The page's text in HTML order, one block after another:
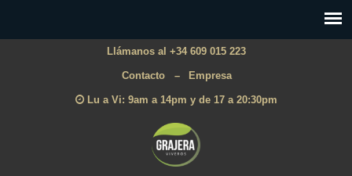
Llámanos al +34 609 015 223
Contacto – Empresa
Lu a Vi: 9am a 14pm y de 17 a 20:30pm